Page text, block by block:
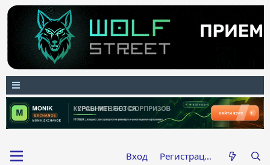
Вход Регистрация